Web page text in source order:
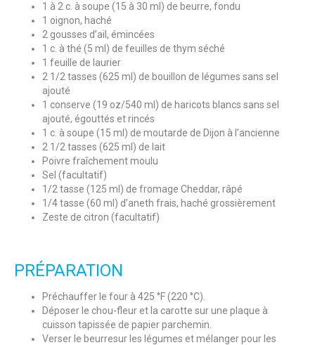
1 à 2 c. à soupe (15 à 30 ml) de beurre, fondu
1 oignon, haché
2 gousses d’ail, émincées
1 c. à thé (5 ml) de feuilles de thym séché
1 feuille de laurier
2 1/2 tasses (625 ml) de bouillon de légumes sans sel
ajouté
1 conserve (19 oz/540 ml) de haricots blancs sans sel
ajouté, égouttés et rincés
1 c. à soupe (15 ml) de moutarde de Dijon à l’ancienne
2 1/2 tasses (625 ml) de lait
Poivre fraîchement moulu
Sel (facultatif)
1/2 tasse (125 ml) de fromage Cheddar, râpé
1/4 tasse (60 ml) d’aneth frais, haché grossièrement
Zeste de citron (facultatif)
PRÉPARATION
Préchauffer le four à 425 °F (220 °C).
Déposer le chou-fleur et la carotte sur une plaque à
cuisson tapissée de papier parchemin.
Verser le beurresur les légumes et mélanger pour les